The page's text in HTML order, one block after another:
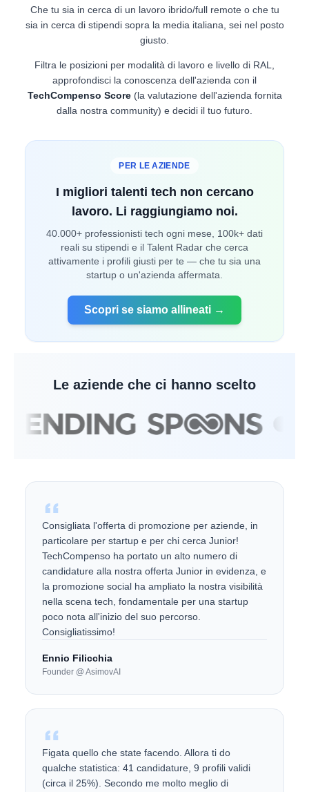
Che tu sia in cerca di un lavoro ibrido/full remote o che tu
sia in cerca di stipendi sopra la media italiana, sei nel posto
giusto.
Filtra le posizioni per modalità di lavoro e livello di RAL,
approfondisci la conoscenza dell'azienda con il
TechCompenso Score(la valutazione dell'azienda fornita
dalla nostra community) e decidi il tuo futuro.
PER LE AZIENDE
I migliori talenti tech non cercano
lavoro. Li raggiungiamo noi.
40.000+ professionisti tech ogni mese, 100k+ dati
reali su stipendi e il Talent Radar che cerca
attivamente i profili giusti per te — che tu sia una
startup o un'azienda affermata.
Scopri se siamo allineati →
Le aziende che ci hanno scelto
Consigliata l'offerta di promozione per aziende, in
particolare per startup e per chi cerca Junior!
TechCompenso ha portato un alto numero di
candidature alla nostra offerta Junior in evidenza, e
la promozione social ha ampliato la nostra visibilità
nella scena tech, fondamentale per una startup
poco nota all'inizio del suo percorso.
Consigliatissimo!
Ennio Filicchia
Founder @ AsimovAI
Figata quello che state facendo. Allora ti do
qualche statistica: 41 candidature, 9 profili validi
(circa il 25%). Secondo me molto meglio di